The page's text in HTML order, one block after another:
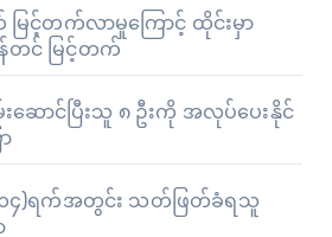
ြင့်တက်လာမှုကြောင့် ထိုင်းမှာ
န်တင် မြင့်တက်
ဆောင်ပြီးသူ ၈ ဦးကို အလုပ်ပေးနိုင်
၁၄)ရက်အတွင်း သတ်ဖြတ်ခံရသူ